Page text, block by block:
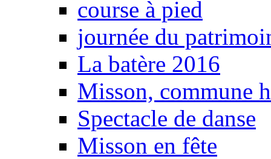
course à pied
journée du
La batère 2016
Misson, commune
Spectacle de danse
Misson en fête